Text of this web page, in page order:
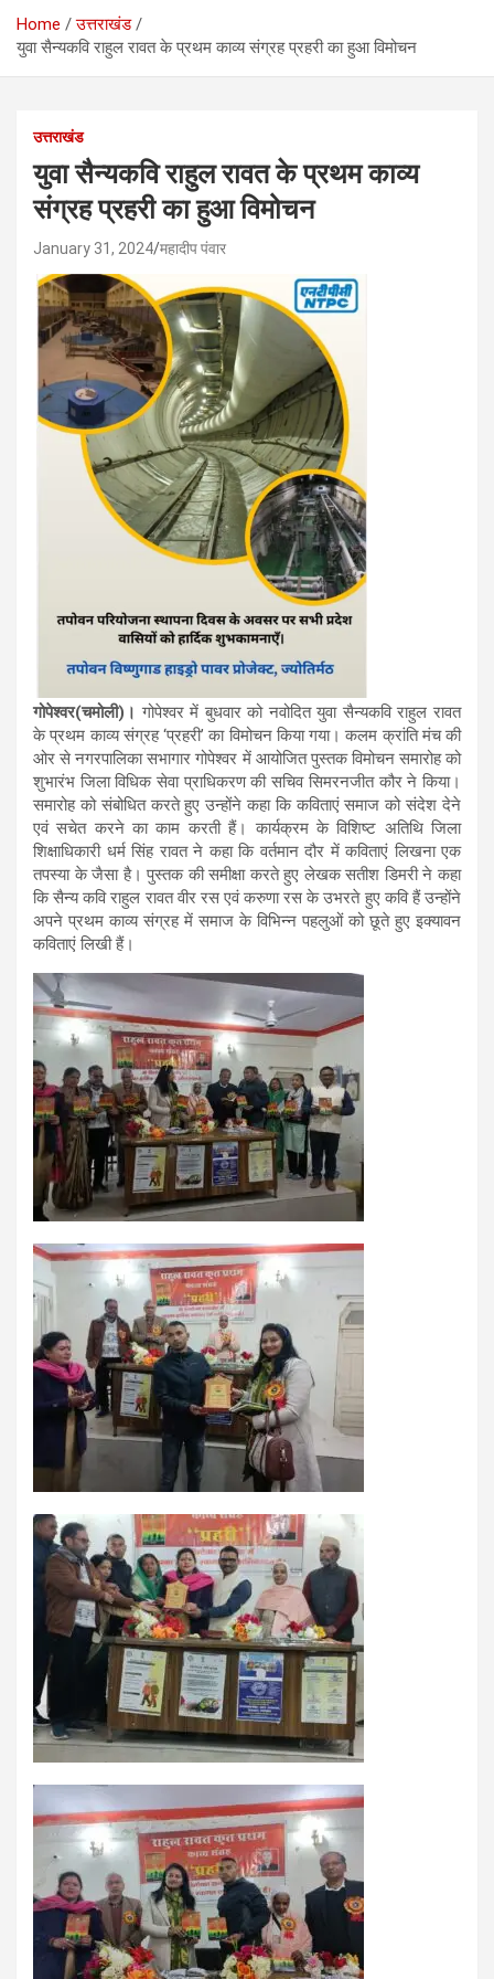
Home
उत्तराखंड
युवा सैन्यकवि राहुल रावत के प्रथम काव्य संग्रह प्रहरी का हुआ विमोचन
उत्तराखंड
युवा सैन्यकवि राहुल रावत के प्रथम काव्य
संग्रह प्रहरी का हुआ विमोचन
January 31, 2024 महादीप पंवार
गोपेश्वर(चमोली)। गोपेश्वर में बुधवार को नवोदित युवा सैन्यकवि राहुल रावत
के प्रथम काव्य संग्रह ‘प्रहरी’ का विमोचन किया गया। कलम क्रांति मंच की
ओर से नगरपालिका सभागार गोपेश्वर में आयोजित पुस्तक विमोचन समारोह को
शुभारंभ जिला विधिक सेवा प्राधिकरण की सचिव सिमरनजीत कौर ने किया।
समारोह को संबोधित करते हुए उन्होंने कहा कि कविताएं समाज को संदेश देने
एवं सचेत करने का काम करती हैं। कार्यक्रम के विशिष्ट अतिथि जिला
शिक्षाधिकारी धर्म सिंह रावत ने कहा कि वर्तमान दौर में कविताएं लिखना एक
तपस्या के जैसा है। पुस्तक की समीक्षा करते हुए लेखक सतीश डिमरी ने कहा
कि सैन्य कवि राहुल रावत वीर रस एवं करुणा रस के उभरते हुए कवि हैं उन्होंने
अपने प्रथम काव्य संग्रह में समाज के विभिन्न पहलुओं को छूते हुए इक्यावन
कविताएं लिखी हैं।